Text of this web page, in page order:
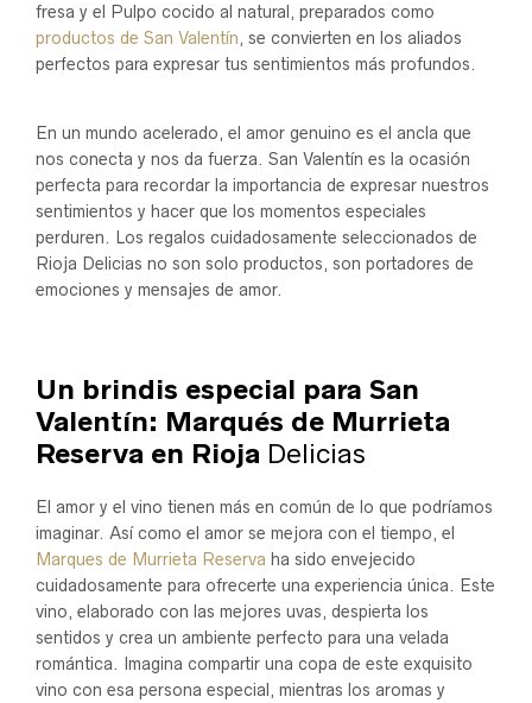
fresa y el Pulpo cocido al natural, preparados como
productos de San Valentín , se convierten en los aliados
perfectos para expresar tus sentimientos más profundos.
En un mundo acelerado, el amor genuino es el ancla que
nos conecta y nos da fuerza. San Valentín es la ocasión
perfecta para recordar la importancia de expresar nuestros
sentimientos y hacer que los momentos especiales
perduren. Los regalos cuidadosamente seleccionados de
Rioja Delicias no son solo productos, son portadores de
emociones y mensajes de amor.
Un brindis especial para San
Valentín: Marqués de Murrieta
Reserva en Rioja Delicias
El amor y el vino tienen más en común de lo que podríamos
imaginar. Así como el amor se mejora con el tiempo, el
Marques de Murrieta Reserva ha sido envejecido
cuidadosamente para ofrecerte una experiencia única. Este
vino, elaborado con las mejores uvas, despierta los
sentidos y crea un ambiente perfecto para una velada
romántica. Imagina compartir una copa de este exquisito
vino con esa persona especial, mientras los aromas y